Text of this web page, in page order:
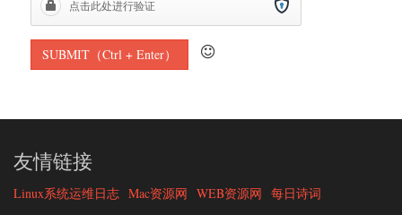
友情链接
Linux系统运维日志 Mac资源网 WEB资源网 每日诗词